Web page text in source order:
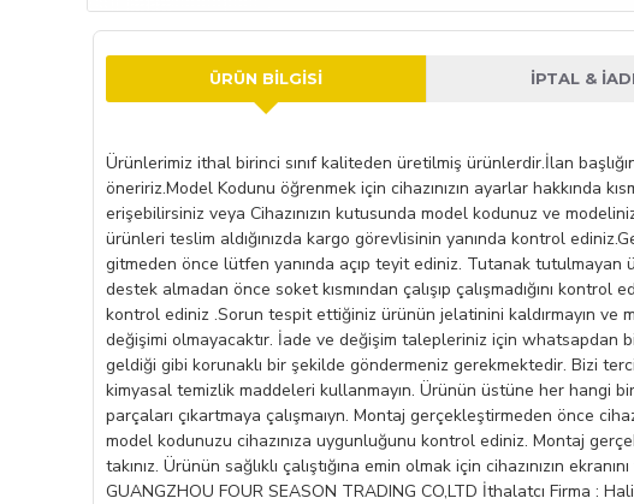
ÜRÜN BILGISI İPTAL &
Ürünlerimiz ithal birinci sınıf kaliteden üretilmiş ürünlerdir.İlan
öneririz.Model Kodunu öğrenmek için cihazınızın ayarlar hakkında
erişebilirsiniz veya Cihazınızın kutusunda model kodunuz ve
ürünleri teslim aldığınızda kargo görevlisinin yanında kontrol
gitmeden önce lütfen yanında açıp teyit ediniz. Tutanak tutulmayan
destek almadan önce soket kısmından çalışıp çalışmadığını
kontrol ediniz .Sorun tespit ettiğiniz ürünün jelatinini kaldırmayın ve
değişimi olmayacaktır. İade ve değişim talepleriniz için whatsapdan
geldiği gibi korunaklı bir şekilde göndermeniz gerekmektedir. Bizi
kimyasal temizlik maddeleri kullanmayın. Ürünün üstüne her hangi
parçaları çıkartmaya çalışmaıyn. Montaj gerçekleştirmeden önce
model kodunuzu cihazınıza uygunluğunu kontrol ediniz. Montaj
takınız. Ürünün sağlıklı çalıştığına emin olmak için cihazınızın
GUANGZHOU FOUR SEASON TRADING CO,LTD İthalatcı Firma :